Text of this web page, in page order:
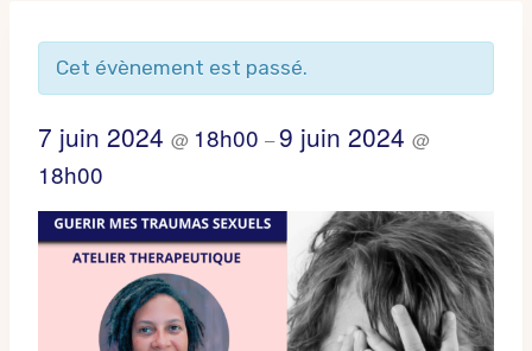
Cet évènement est passé.
7 juin 2024 @ 18h00 –9 juin 2024 @
18h00